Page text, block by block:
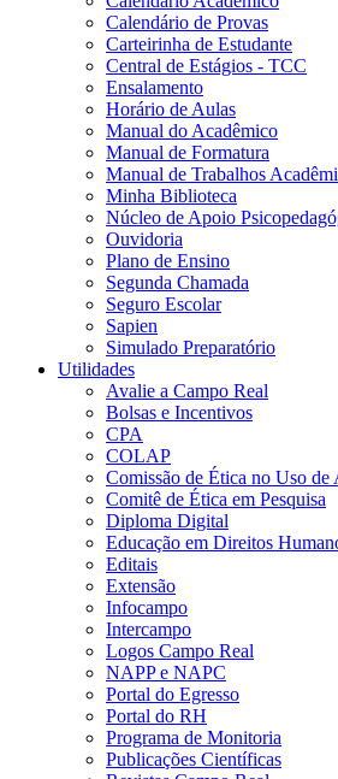
Calendário de Provas
Carteirinha de Estudante
Central de Estágios - TCC
Ensalamento
Horário de Aulas
Manual do Acadêmico
Manual de Formatura
Manual de Trabalhos
Minha Biblioteca
Núcleo de Apoio
Ouvidoria
Plano de Ensino
Segunda Chamada
Seguro Escolar
Sapien
Simulado Preparatório
Utilidades
Avalie a Campo Real
Bolsas e Incentivos
CPA
COLAP
Comissão de Ética no Uso de
Comitê de Ética em Pesquisa
Diploma Digital
Educação em Direitos
Editais
Extensão
Infocampo
Intercampo
Logos Campo Real
NAPP e NAPC
Portal do Egresso
Portal do RH
Programa de Monitoria
Publicações Científicas